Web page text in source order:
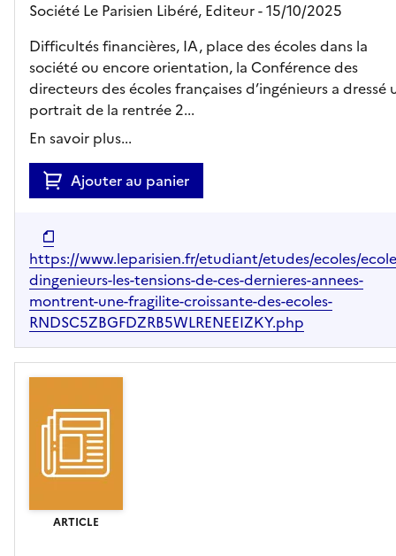
Société Le Parisien Libéré, Editeur- 15/10/2025
Difficultés financières, IA, place des écoles dans la
société ou encore orientation, la Conférence des
directeurs des écoles françaises d’ingénieurs a dressé
portrait de la rentrée 2...
En savoir plus...
Ajouter au panier
https://www.leparisien.fr/etudiant/etudes/ecoles/
dingenieurs-les-tensions-de-ces-dernieres-annees-
montrent-une-fragilite-croissante-des-ecoles-
RNDSC5ZBGFDZRB5WLRENEEIZKY.php
ARTICLE